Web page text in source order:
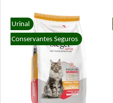
Urinal
Conservantes Seguros